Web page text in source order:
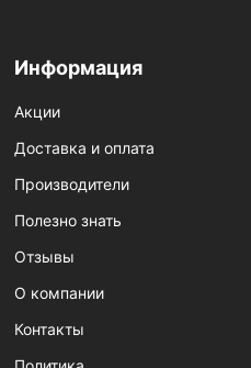
Информация
Акции
Доставка и оплата
Производители
Полезно знать
Отзывы
О компании
Контакты